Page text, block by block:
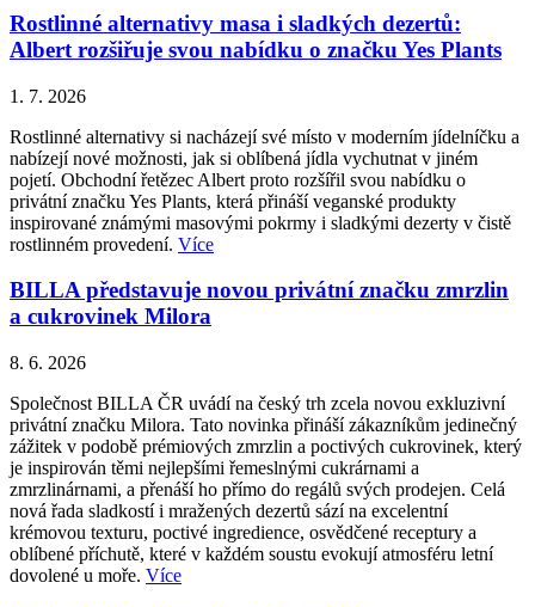
Rostlinné alternativy masa i sladkých dezertů:
Albert rozšiřuje svou nabídku o značku Yes Plants
1. 7. 2026
Rostlinné alternativy si nacházejí své místo v moderním jídelníčku a
nabízejí nové možnosti, jak si oblíbená jídla vychutnat v jiném
pojetí. Obchodní řetězec Albert proto rozšířil svou nabídku o
privátní značku Yes Plants, která přináší veganské produkty
inspirované známými masovými pokrmy i sladkými dezerty v čistě
rostlinném provedení. Více
BILLA představuje novou privátní značku zmrzlin
a cukrovinek Milora
8. 6. 2026
Společnost BILLA ČR uvádí na český trh zcela novou exkluzivní
privátní značku Milora. Tato novinka přináší zákazníkům jedinečný
zážitek v podobě prémiových zmrzlin a poctivých cukrovinek, který
je inspirován těmi nejlepšími řemeslnými cukrárnami a
zmrzlinárnami, a přenáší ho přímo do regálů svých prodejen. Celá
nová řada sladkostí i mražených dezertů sází na excelentní
krémovou texturu, poctivé ingredience, osvědčené receptury a
oblíbené příchutě, které v každém soustu evokují atmosféru letní
dovolené u moře. Více